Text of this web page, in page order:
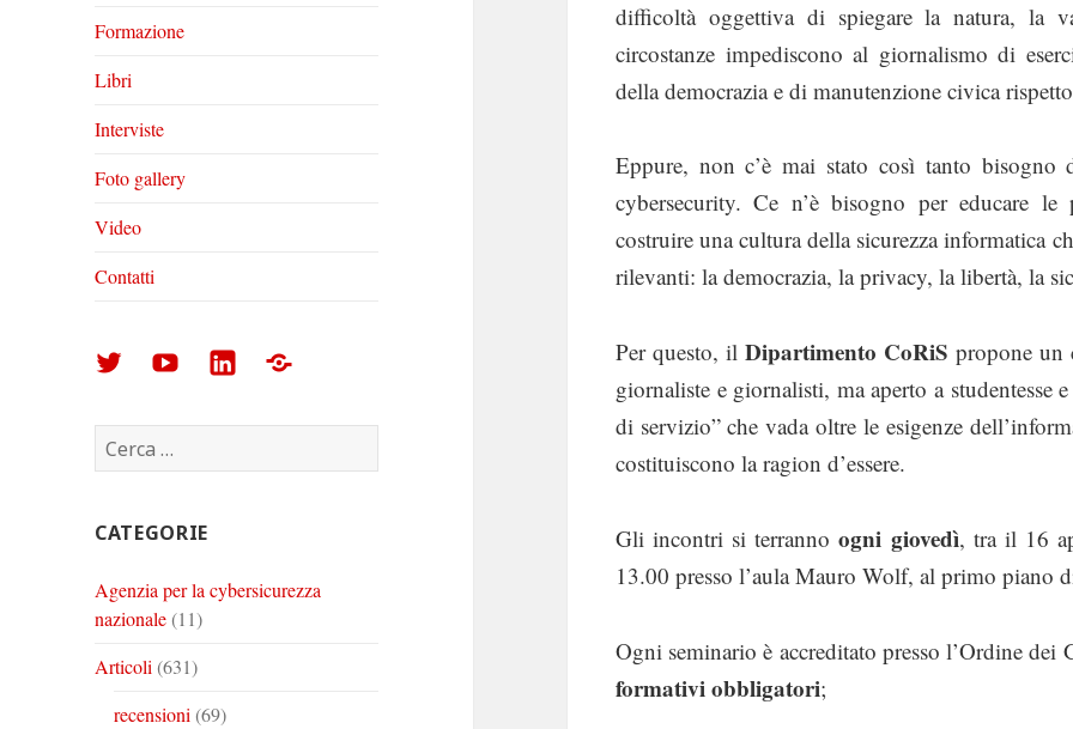
Formazione
Libri
Interviste
Foto gallery
Video
Contatti
Arturo
Corinto
su
Arturo
Corinto
su
Arturo
su
Foto
Ricerca
per:
CATEGORIE
Agenzia per la cybersicurezza
nazionale(11)
Articoli (631)
recensioni (69)
difficoltà oggettiva di spiegare la natura, la
circostanze impediscono al giornalismo di
della democrazia e di manutenzione civica
Eppure, non c’è mai stato così tanto
cybersecurity. Ce n’è bisogno per educare
costruire una cultura della sicurezza informatica
rilevanti: la democrazia, la privacy, la libertà, la
Per questo, il Dipartimento CoRiS propone
giornaliste e giornalisti, ma aperto a
di servizio” che vada oltre le esigenze
costituiscono la ragion d’essere.
Gli incontri si terrannoogni giovedì, tra il 16
13.00 presso l’aula Mauro Wolf, al primo piano
Ogni seminario è accreditato presso l’Ordine
formativi obbligatori;